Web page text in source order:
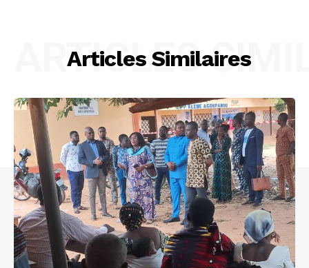
Articles Similaires
ARTICLES